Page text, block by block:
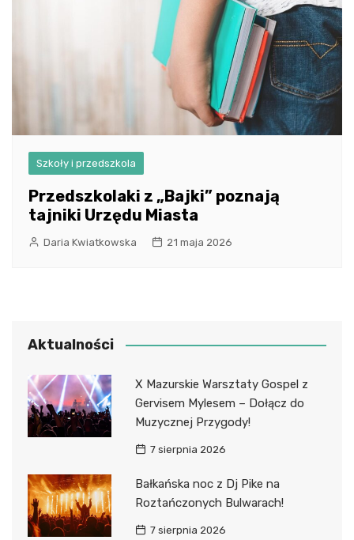
Szkoły i przedszkola
Przedszkolaki z „Bajki” poznają
tajniki Urzędu Miasta
Daria Kwiatkowska 21 maja 2026
Aktualności
X Mazurskie Warsztaty Gospel z
Gervisem Mylesem – Dołącz do
Muzycznej Przygody!
7 sierpnia 2026
Bałkańska noc z Dj Pike na
Roztańczonych Bulwarach!
7 sierpnia 2026